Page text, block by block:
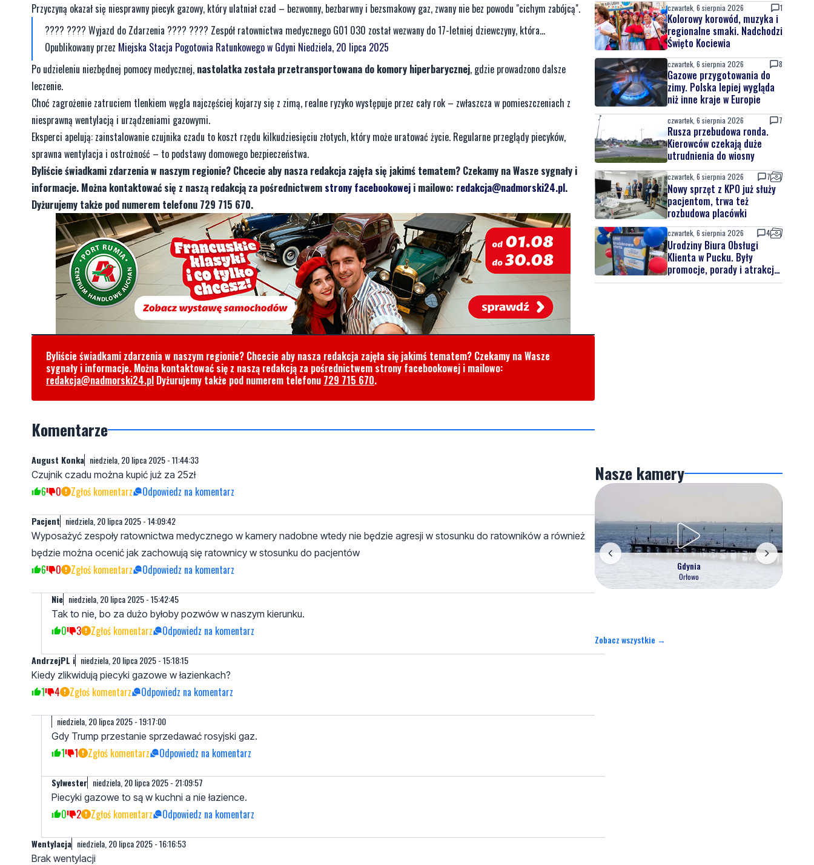
Przyczyną okazał się niesprawny piecyk gazowy, który ulatniał czad – bezwonny, bezbarwny i bezsmakowy gaz, zwany nie bez powodu "cichym zabójcą".
???? ???? Wyjazd do Zdarzenia ???? ???? Zespół ratownictwa medycznego G01 030 został wezwany do 17-letniej dziewczyny, która...
Opublikowany przez Miejska Stacja Pogotowia Ratunkowego w Gdyni Niedziela, 20 lipca 2025
Po udzieleniu niezbędnej pomocy medycznej, nastolatka została przetransportowana do komory hiperbarycznej, gdzie prowadzono dalsze
leczenie.
Choć zagrożenie zatruciem tlenkiem węgla najczęściej kojarzy się z zimą, realne ryzyko występuje przez cały rok – zwłaszcza w pomieszczeniach z
niesprawną wentylacją i urządzeniami gazowymi.
Eksperci apelują: zainstalowanie czujnika czadu to koszt rzędu kilkudziesięciu złotych, który może uratować życie. Regularne przeglądy piecyków,
sprawna wentylacja i ostrożność – to podstawy domowego bezpieczeństwa.
Byliście świadkami zdarzenia w naszym regionie? Chcecie aby nasza redakcja zajęła się jakimś tematem? Czekamy na Wasze sygnały i
informacje. Można kontaktować się z naszą redakcją za pośrednictwem strony facebookowej i mailowo: redakcja@nadmorski24.pl.
Dyżurujemy także pod numerem telefonu 729 715 670.
Byliście świadkami zdarzenia w naszym regionie? Chcecie aby nasza redakcja zajęła się jakimś tematem? Czekamy na Wasze
sygnały i informacje. Można kontaktować się z naszą redakcją za pośrednictwem strony facebookowej i mailowo:
redakcja@nadmorski24.pl Dyżurujemy także pod numerem telefonu 729 715 670.
Komentarze
August Konka niedziela, 20 lipca 2025 - 11:44:33
Czujnik czadu można kupić już za 25zł
6 0 Zgłoś komentarz Odpowiedz na komentarz
Pacjent niedziela, 20 lipca 2025 - 14:09:42
Wyposażyć zespoły ratownictwa medycznego w kamery nadobne wtedy nie będzie agresji w stosunku do ratowników a również
będzie można ocenić jak zachowują się ratownicy w stosunku do pacjentów
6 0 Zgłoś komentarz Odpowiedz na komentarz
Nie niedziela, 20 lipca 2025 - 15:42:45
Tak to nie, bo za dużo byłoby pozwów w naszym kierunku.
0 3 Zgłoś komentarz Odpowiedz na komentarz
AndrzejPL i niedziela, 20 lipca 2025 - 15:18:15
Kiedy zlikwidują piecyki gazowe w łazienkach?
1 4 Zgłoś komentarz Odpowiedz na komentarz
niedziela, 20 lipca 2025 - 19:17:00
Gdy Trump przestanie sprzedawać rosyjski gaz.
1 1 Zgłoś komentarz Odpowiedz na komentarz
Sylwester niedziela, 20 lipca 2025 - 21:09:57
Piecyki gazowe to są w kuchni a nie łazience.
0 2 Zgłoś komentarz Odpowiedz na komentarz
Wentylacja niedziela, 20 lipca 2025 - 16:16:53
Brak wentylacji
czwartek, 6 sierpnia 2026 1
Kolorowy korowód, muzyka i
regionalne smaki. Nadchodzi
Święto Kociewia
czwartek, 6 sierpnia 2026 8
Gazowe przygotowania do
zimy. Polska lepiej wygląda
niż inne kraje w Europie
czwartek, 6 sierpnia 2026 7
Rusza przebudowa ronda.
Kierowców czekają duże
utrudnienia do wiosny
czwartek, 6 sierpnia 2026 7
Nowy sprzęt z KPO już służy
pacjentom, trwa też
rozbudowa placówki
czwartek, 6 sierpnia 2026 4
Urodziny Biura Obsługi
Klienta w Pucku. Były
promocje, porady i atrakcje
dla najmłodszych
Nasze kamery
Gdynia
Orłowo
Zobacz wszystkie →